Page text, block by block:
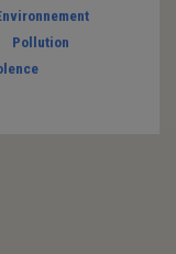
Pollution